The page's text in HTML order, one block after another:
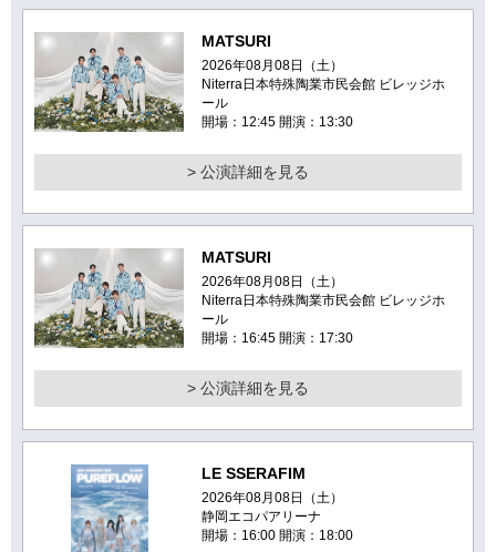
MATSURI
2026年08月08日（土）
Niterra日本特殊陶業市民会館 ビレッジホ
ール
開場：12:45 開演：13:30
> 公演詳細を見る
MATSURI
2026年08月08日（土）
Niterra日本特殊陶業市民会館 ビレッジホ
ール
開場：16:45 開演：17:30
> 公演詳細を見る
LE SSERAFIM
2026年08月08日（土）
静岡エコパアリーナ
開場：16:00 開演：18:00